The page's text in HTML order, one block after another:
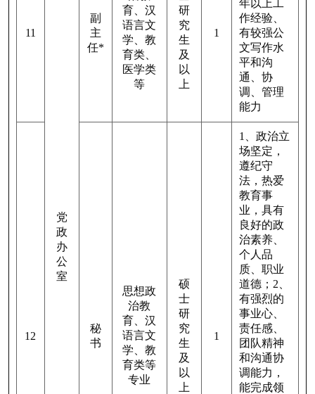
11
党
政
办
公
室
副
主
任*
育、汉
语言文
学、教
育类、
医学类
等
研
究
生
及
以
上
1
年以上工
作经验、
有较强公
文写作水
平和沟
通、协
调、管理
能力
12
秘
书
思想政
治教
育、汉
语言文
学、教
育类等
专业
硕
士
研
究
生
及
以
上
1
1
、政治立
场坚定，
遵纪守
法，热爱
教育事
业，具有
良好的政
治素养、
个人品
质、职业
道德； 2
有强烈的
事业心、
责任感、
团队精神
和沟通协
调能力，
能完成领